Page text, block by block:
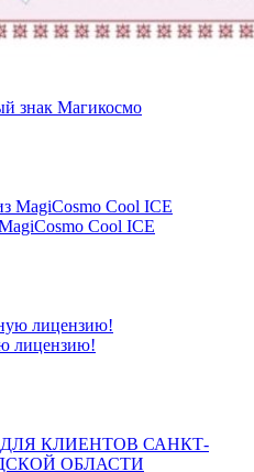
знак Магикосмо
Cool ICE
лицензию!